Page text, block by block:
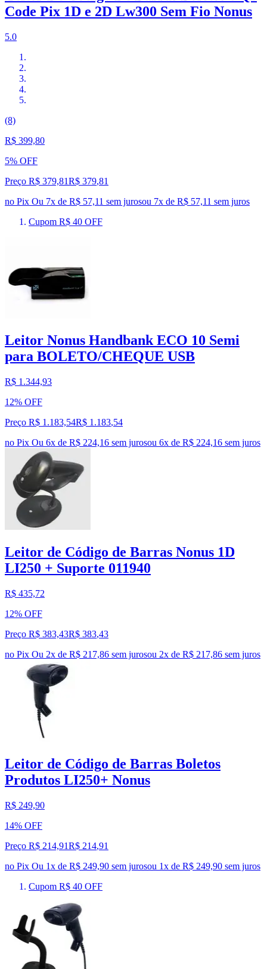
Code Pix 1D e 2D Lw300 Sem Fio Nonus
5.0
(8)
R$ 399,80
5% OFF
Preço R$ 379,81R$ 379,81
no Pix Ou 7x de R$ 57,11 sem jurosou 7x de R$ 57,11 sem juros
Cupom R$ 40 OFF
Leitor Nonus Handbank ECO 10 Semi
para BOLETO/CHEQUE USB
R$ 1.344,93
12% OFF
Preço R$ 1.183,54R$ 1.183,54
no Pix Ou 6x de R$ 224,16 sem jurosou 6x de R$ 224,16 sem juros
Leitor de Código de Barras Nonus 1D
LI250 + Suporte 011940
R$ 435,72
12% OFF
Preço R$ 383,43R$ 383,43
no Pix Ou 2x de R$ 217,86 sem jurosou 2x de R$ 217,86 sem juros
Leitor de Código de Barras Boletos
Produtos LI250+ Nonus
R$ 249,90
14% OFF
Preço R$ 214,91R$ 214,91
no Pix Ou 1x de R$ 249,90 sem jurosou 1x de R$ 249,90 sem juros
Cupom R$ 40 OFF